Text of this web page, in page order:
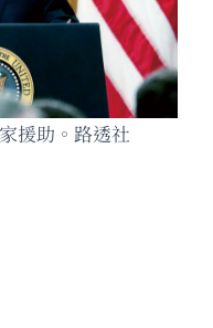
援助。路透社